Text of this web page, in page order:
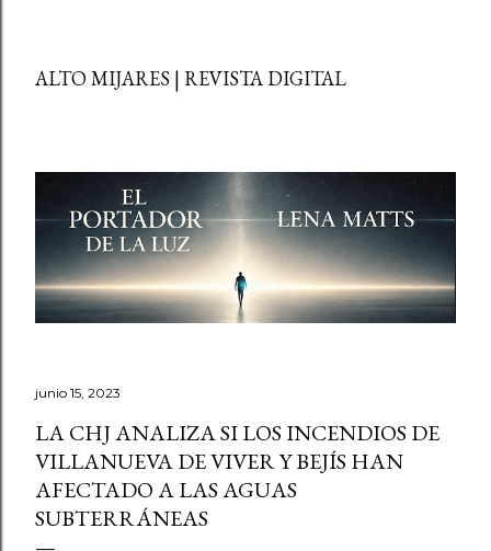
ALTO MIJARES | REVISTA DIGITAL
junio 15, 2023
LA CHJ ANALIZA SI LOS INCENDIOS DE
VILLANUEVA DE VIVER Y BEJÍS HAN
AFECTADO A LAS AGUAS
SUBTERRÁNEAS